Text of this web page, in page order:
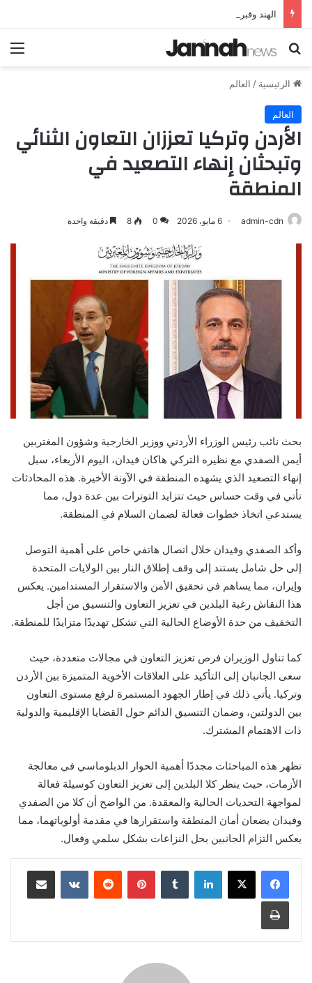
بحث عن
الرئيسية / العالم
العالم
الأردن وتركيا تعززان التعاون الثنائي
وتبحثان إنهاء التصعيد في
المنطقة
admin-cdn 6 مايو، 2026 0
8 دقيقة واحدة
بحث نائب رئيس الوزراء الأردني ووزير الخارجية وشؤون المغتربين
أيمن الصفدي مع نظيره التركي هاكان فيدان، اليوم الأربعاء، سبل
إنهاء التصعيد الذي يشهده المنطقة في الآونة الأخيرة. هذه المحادثات
تأتي في وقت حساس حيث تتزايد التوترات بين عدة دول، مما
يستدعي اتخاذ خطوات فعالة لضمان السلام في المنطقة.
وأكد الصفدي وفيدان خلال اتصال هاتفي خاص على أهمية التوصل
إلى حل شامل يستند إلى وقف إطلاق النار بين الولايات المتحدة
وإيران، مما يساهم في تحقيق الأمن والاستقرار المستدامين. يعكس
هذا النقاش رغبة البلدين في تعزيز التعاون والتنسيق من أجل
التخفيف من حدة الأوضاع الحالية التي تشكل تهديدًا متزايدًا للمنطقة.
كما تناول الوزيران فرص تعزيز التعاون في مجالات متعددة، حيث
سعى الجانبان إلى التأكيد على العلاقات الأخوية المتميزة بين الأردن
وتركيا. يأتي ذلك في إطار الجهود المستمرة لرفع مستوى التعاون
بين الدولتين، وضمان التنسيق الدائم حول القضايا الإقليمية والدولية
ذات الاهتمام المشترك.
تظهر هذه المباحثات مجددًا أهمية الحوار الدبلوماسي في معالجة
الأزمات، حيث ينظر كلا البلدين إلى تعزيز التعاون كوسيلة فعالة
لمواجهة التحديات الحالية والمعقدة. من الواضح أن كلا من الصفدي
وفيدان يضعان أمان المنطقة واستقرارها في مقدمة أولوياتهما، مما
يعكس التزام الجانبين بحل النزاعات بشكل سلمي وفعال.
لينكدإن بينتيريست مشاركة عبر البريد
طباعة